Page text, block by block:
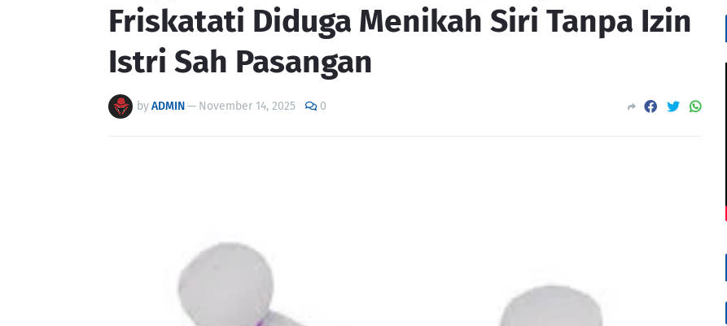
Friskatati Diduga Menikah Siri Tanpa Izin
Istri Sah Pasangan
byADMIN— November 14, 2025 0